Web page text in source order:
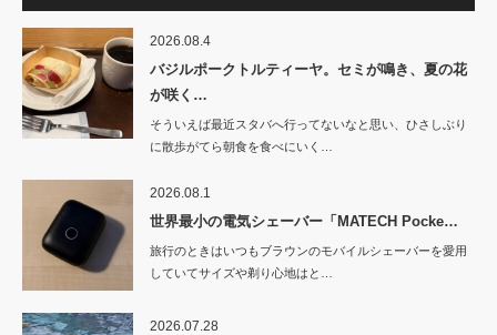
2026.08.4
バジルポークトルティーヤ。セミが鳴き、夏の花
が咲く…
そういえば最近スタバへ行ってないなと思い、ひさしぶり
に散歩がてら朝食を食べにいく…
2026.08.1
世界最小の電気シェーバー「MATECH Pocke…
旅行のときはいつもブラウンのモバイルシェーバーを愛用
していてサイズや剃り心地はと…
2026.07.28